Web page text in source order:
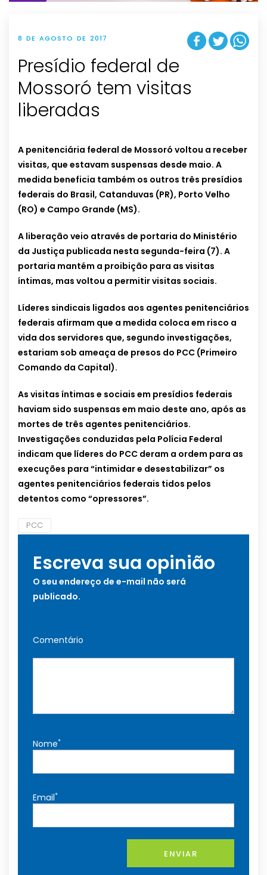
8 DE AGOSTO DE 2017
Presídio federal de
Mossoró tem visitas
liberadas
A penitenciária federal de Mossoró voltou a receber
visitas, que estavam suspensas desde maio. A
medida beneficia também os outros três presídios
federais do Brasil, Catanduvas (PR), Porto Velho
(RO) e Campo Grande (MS).
A liberação veio através de portaria do Ministério
da Justiça publicada nesta segunda-feira (7). A
portaria mantém a proibição para as visitas
íntimas, mas voltou a permitir visitas sociais.
Líderes sindicais ligados aos agentes penitenciários
federais afirmam que a medida coloca em risco a
vida dos servidores que, segundo investigações,
estariam sob ameaça de presos do PCC (Primeiro
Comando da Capital).
As visitas íntimas e sociais em presídios federais
haviam sido suspensas em maio deste ano, após as
mortes de três agentes penitenciários.
Investigações conduzidas pela Polícia Federal
indicam que líderes do PCC deram a ordem para as
execuções para “intimidar e desestabilizar” os
agentes penitenciários federais tidos pelos
detentos como “opressores”.
PCC
Escreva sua opinião
O seu endereço de e-mail não será
publicado.
Comentário
Nome*
Email*
ENVIAR